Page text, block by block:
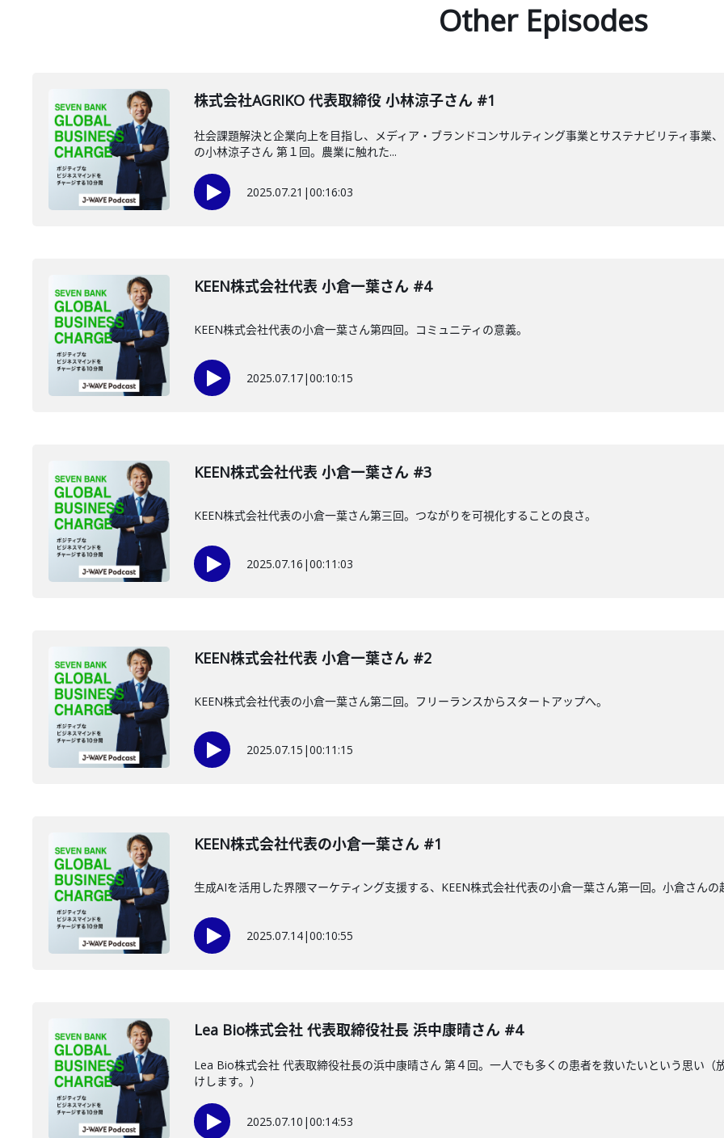
Other Episodes
株式会社AGRIKO 代表取締役 小林涼子さん #1
社会課題解決と企業向上を目指し、メディア・ブランドコンサルティング事業とサステナビリティ事業
の小林涼子さん 第１回。農業に触れた...
2025.07.21 |00:16:03
KEEN株式会社代表 小倉一葉さん #4
KEEN株式会社代表の小倉一葉さん第四回。コミュニティの意義。
2025.07.17|00:10:15
KEEN株式会社代表 小倉一葉さん #3
KEEN株式会社代表の小倉一葉さん第三回。つながりを可視化することの良さ。
2025.07.16 |00:11:03
KEEN株式会社代表 小倉一葉さん #2
KEEN株式会社代表の小倉一葉さん第二回。フリーランスからスタートアップへ。
2025.07.15 |00:11:15
KEEN株式会社代表の小倉一葉さん #1
生成AIを活用した界隈マーケティング支援する、KEEN株式会社代表の小倉一葉さん第一回。小倉さんの
2025.07.14|00:10:55
Lea Bio株式会社 代表取締役社長 浜中康晴さん #4
Lea Bio株式会社 代表取締役社長の浜中康晴さん 第４回。一人でも多くの患者を救いたいという思い
けします。）
2025.07.10 |00:14:53